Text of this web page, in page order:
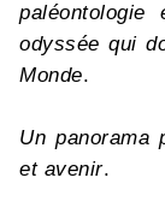
odyssée qui
Monde.
Un panorama
et avenir.